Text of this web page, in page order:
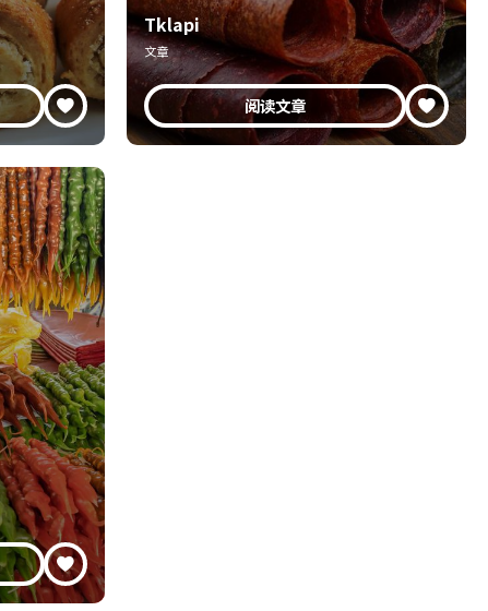
Tklapi
文章
阅读文章